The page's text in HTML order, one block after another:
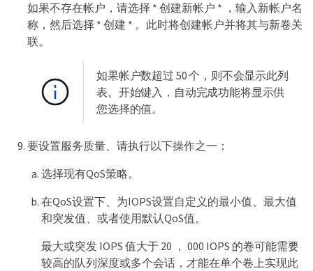
如果不存在帐户，请选择 * 创建新帐户 * ，输入新帐户名
称，然后选择 * 创建 * 。此时将创建帐户并将其与新卷关
联。
如果帐户数超过 50 个，则不会显示此列
表。开始键入，自动完成功能将显示供
您选择的值。
要设置服务质量、请执行以下操作之一：
选择现有QoS策略。
在QoS设置下、为IOPS设置自定义的最小值、最大值
和突发值、或者使用默认QoS值。
最大或突发 IOPS 值大于 20 ， 000 IOPS 的卷可能需要
较高的队列深度或多个会话，才能在单个卷上实现此